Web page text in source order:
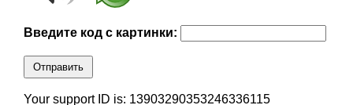
Введите код с картинки:
Отправить
Your support ID is: 13903290353246336115